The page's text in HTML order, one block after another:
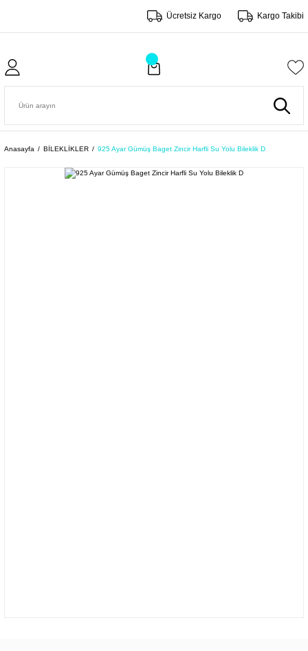
Ücretsiz Kargo Kargo Takibi
Anasayfa BİLEKLİKLER 925 Ayar Gümüş Baget Zincir Harfli Su Yolu Bileklik D